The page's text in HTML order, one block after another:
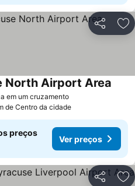
Partilhar
em um cruzamento
North Airport Area
de Centro da cidade
preços
Ver preços
Partilhar